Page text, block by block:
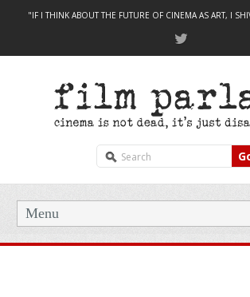
"IF I THINK ABOUT THE FUTURE OF CINEMA AS ART, I
Menu